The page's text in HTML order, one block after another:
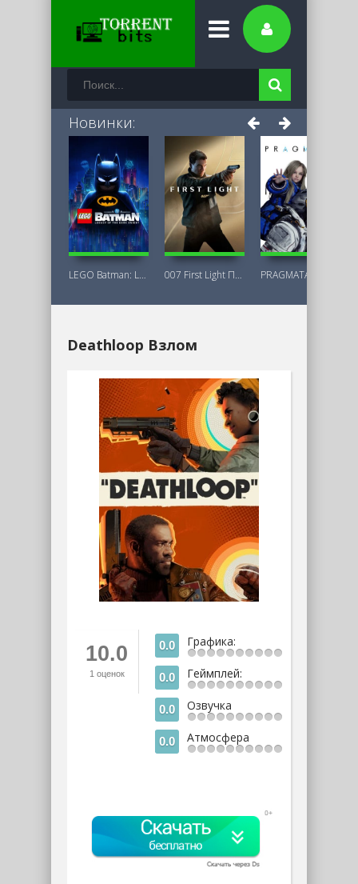
Новинки:
LEGO Batman: Legacy of the Dark Knight 007 First Light Последняя Версия
Deathloop Взлом
10.0
1 оценок
0.0 Графика:
0.0 Геймплей:
0.0 Озвучка
0.0 Атмосфера